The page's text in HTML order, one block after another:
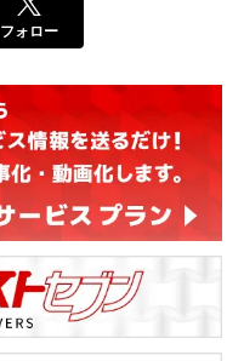
フォロー